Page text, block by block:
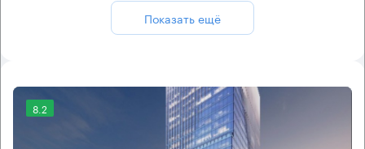
Показать ещё
8.2